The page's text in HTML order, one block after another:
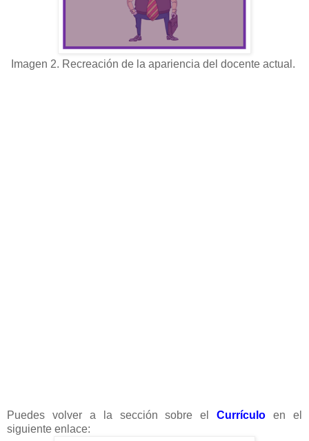
Imagen 2. Recreación de la apariencia del docente actual.
Puedes volver a la sección sobre elCurrículo en el
siguiente enlace: